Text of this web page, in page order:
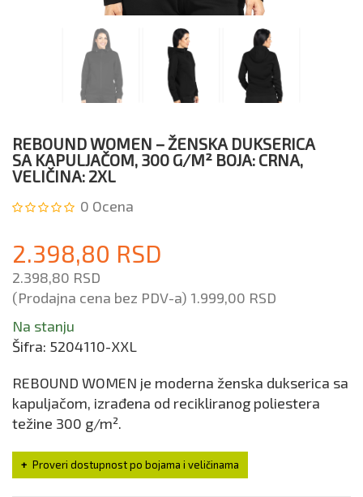
REBOUND WOMEN – ŽENSKA DUKSERICA
SA KAPULJAČOM, 300 G/M² BOJA: CRNA,
VELIČINA: 2XL
0 Ocena
2.398,80 RSD
2.398,80 RSD
(Prodajna cena bez PDV-a) 1.999,00 RSD
Na stanju
Šifra: 5204110-XXL
REBOUND WOMEN je moderna ženska dukserica sa
kapuljačom, izrađena od recikliranog poliestera
težine 300 g/m².
Proveri dostupnost po bojama i veličinama